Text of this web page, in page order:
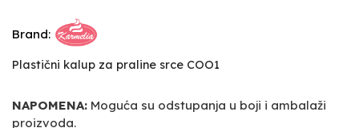
Brand:
Plastični kalup za praline srce COO1
NAPOMENA: Moguća su odstupanja u boji i ambalaži
proizvoda.